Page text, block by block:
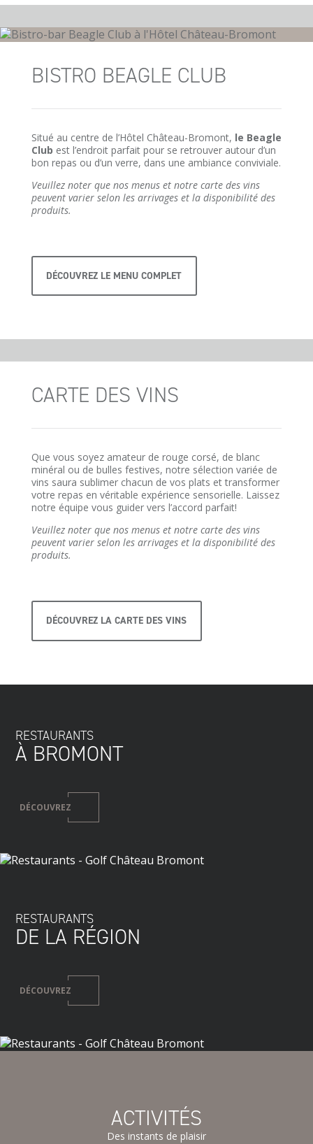
BISTRO BEAGLE CLUB
Situé au centre de l’Hôtel Château-Bromont, le Beagle
Club est l’endroit parfait pour se retrouver autour d’un
bon repas ou d’un verre, dans une ambiance conviviale.
Veuillez noter que nos menus et notre carte des vins
peuvent varier selon les arrivages et la disponibilité des
produits.
DÉCOUVREZ LE MENU COMPLET
CARTE DES VINS
Que vous soyez amateur de rouge corsé, de blanc
minéral ou de bulles festives, notre sélection variée de
vins saura sublimer chacun de vos plats et transformer
votre repas en véritable expérience sensorielle. Laissez
notre équipe vous guider vers l’accord parfait!
Veuillez noter que nos menus et notre carte des vins
peuvent varier selon les arrivages et la disponibilité des
produits.
DÉCOUVREZ LA CARTE DES VINS
RESTAURANTS
À BROMONT
DÉCOUVREZ
RESTAURANTS
DE LA RÉGION
DÉCOUVREZ
ACTIVITÉS
Des instants de plaisir